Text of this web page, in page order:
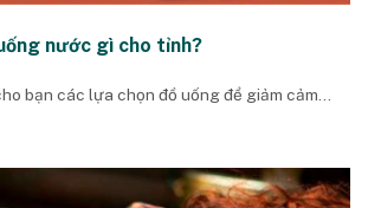
nước gì cho tỉnh?
bạn các lựa chọn đồ uống để giảm cảm...